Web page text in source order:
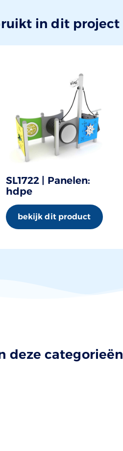
in dit project
SL1722 | Panelen:
hdpe
bekijk dit product
deze categorieën